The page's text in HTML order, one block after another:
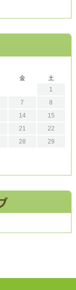
金
土
1
7
8
14
15
21
22
28
29